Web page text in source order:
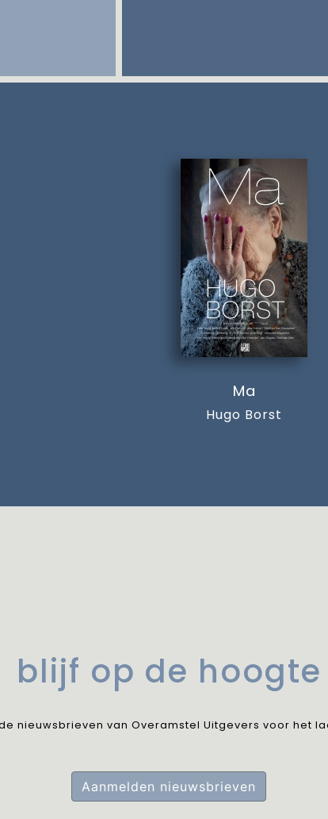
Ma
Hugo Borst
blijf op de hoogte
nieuwsbrieven van Overamstel Uitgevers voor het
Aanmelden nieuwsbrieven